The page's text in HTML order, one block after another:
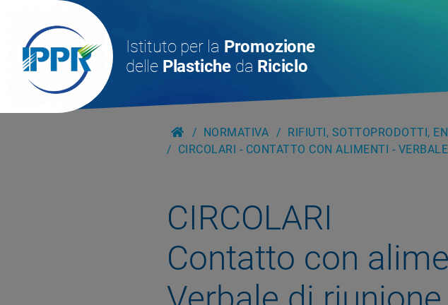
Istituto per la Promozione
delle Plastiche da Riciclo
NORMATIVA
RIFIUTI, SOTTOPRODOTTI,
CIRCOLARI - CONTATTO CON ALIMENTI -
CIRCOLARI
Contatto con